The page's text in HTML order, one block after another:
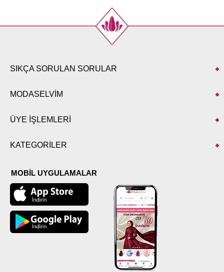
SIKÇA SORULAN SORULAR
MODASELVİM
ÜYE İŞLEMLERİ
KATEGORİLER
MOBİL UYGULAMALAR